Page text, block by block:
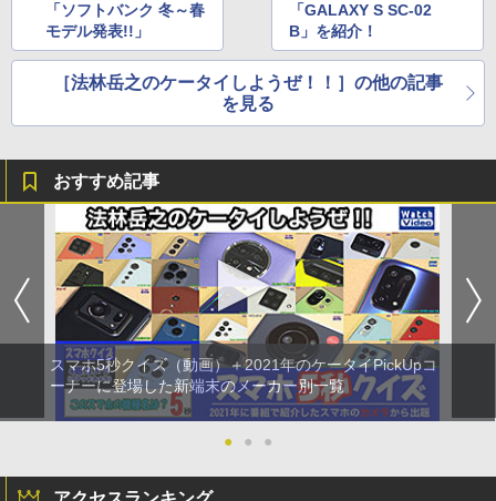
「ソフトバンク 冬～春
モデル発表!!」
「GALAXY S SC-02
B」を紹介！
［法林岳之のケータイしようぜ！！］の他の記事
を見る
おすすめ記事
スマホ5秒クイズ（動画）＋2021年のケータイPickUpコ
ーナーに登場した新端末のメーカー別一覧
● ● ●